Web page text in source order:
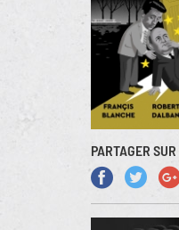
PARTAGER SUR